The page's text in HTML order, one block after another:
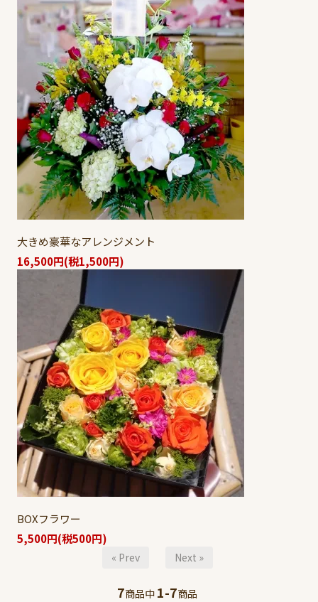
大きめ豪華なアレンジメント
16,500円(税1,500円)
BOXフラワー
5,500円(税500円)
« Prev Next »
7商品中 1-7商品